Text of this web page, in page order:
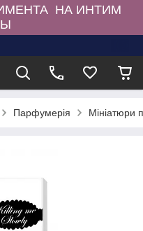
НА ИНТИМ
Парфумерія Мініатюри